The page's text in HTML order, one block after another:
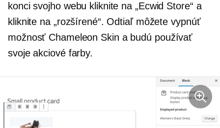
konci svojho webu kliknite na „Ecwid Store“ a
kliknite na „rozšírené“. Odtiaľ môžete vypnúť
možnosť Chameleon Skin a budú používať
svoje akciové farby.